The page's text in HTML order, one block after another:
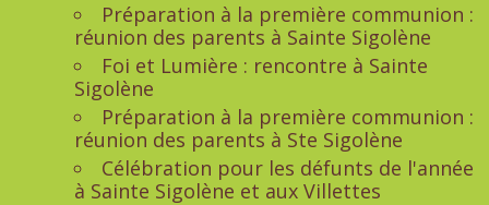
Préparation à la première communion :
réunion des parents à Sainte Sigolène
Foi et Lumière : rencontre à Sainte
Sigolène
Préparation à la première communion :
réunion des parents à Ste Sigolène
Célébration pour les défunts de l'année
à Sainte Sigolène et aux Villettes